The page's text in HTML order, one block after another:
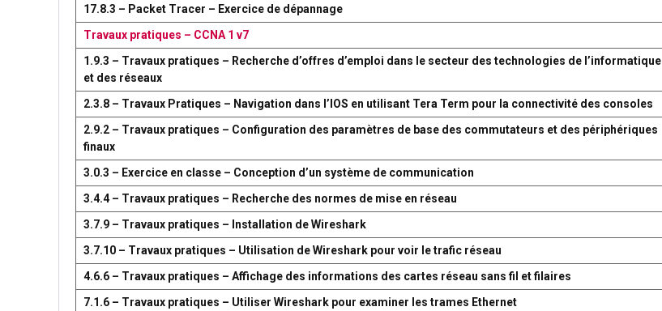
17.8.3 – Packet Tracer – Exercice de dépannage
Travaux pratiques – CCNA 1 v7
1.9.3 – Travaux pratiques – Recherche d’offres d’emploi dans le secteur des technologies de l’informatique
et des réseaux
2.3.8 – Travaux Pratiques – Navigation dans l’IOS en utilisant Tera Term pour la connectivité des consoles
2.9.2 – Travaux pratiques – Configuration des paramètres de base des commutateurs et des périphériques
finaux
3.0.3 – Exercice en classe – Conception d’un système de communication
3.4.4 – Travaux pratiques – Recherche des normes de mise en réseau
3.7.9 – Travaux pratiques – Installation de Wireshark
3.7.10 – Travaux pratiques – Utilisation de Wireshark pour voir le trafic réseau
4.6.6 – Travaux pratiques – Affichage des informations des cartes réseau sans fil et filaires
7.1.6 – Travaux pratiques – Utiliser Wireshark pour examiner les trames Ethernet